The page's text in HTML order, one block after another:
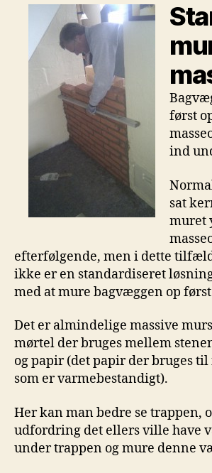
først
ind
sat
muret
efterfølgende, men i dette
ikke er en standardiseret
med at mure bagvæggen op
Det er almindelige massive
mørtel der bruges mellem
og papir (det papir der bruges til
som er varmebestandigt).
Her kan man bedre se trappen,
udfordring det ellers ville have
under trappen og mure denne